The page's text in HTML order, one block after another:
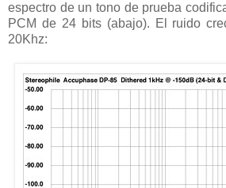
espectro de un tono de prueba
PCM de 24 bits (abajo). El ruido
20Khz: